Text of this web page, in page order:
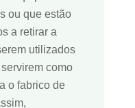
ou que estão
a retirar a
utilizados
como
o fabrico de